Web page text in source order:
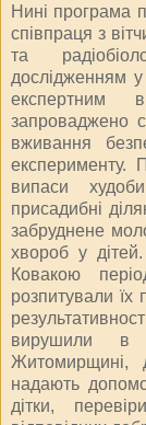
Нині програма
співпраця з
та
дослідженням
експертним
запроваджено
вживання
експерименту.
випаси
присадибні
забруднене
хвороб у
Ковакою
розпитували їх
вирушили в
Житомирщині,
надають
дітки,